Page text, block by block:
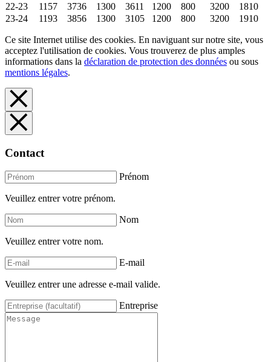
22-23 1157 3736 1300 3611 1200 800 3200
1810
23-24
1193 3856 1300 3105 1200 800 3200 1910
Ce site Internet utilise des cookies. En naviguant sur notre site, vous
acceptez l'utilisation de cookies. Vous trouverez de plus amples
informations dans la déclaration de protection des données ou sous
mentions légales.
Contact
Prénom
Veuillez entrer votre prénom.
Nom
Veuillez entrer votre nom.
E-mail
Veuillez entrer une adresse e-mail valide.
Entreprise